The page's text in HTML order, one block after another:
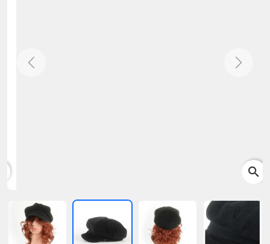
Previous Next
search